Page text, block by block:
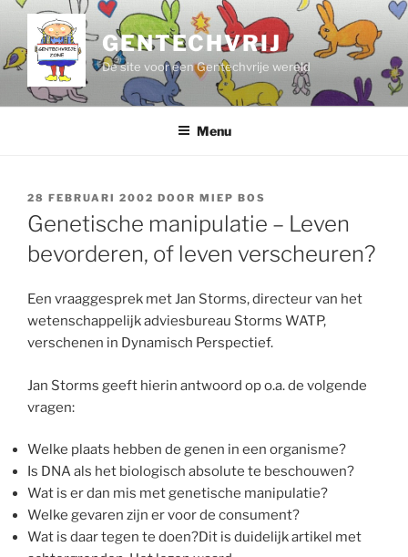
de
inhoud
GENTECHVRIJ
De site voor een Gentechvrije wereld
Menu
GEPLAATST
OP
28 FEBRUARI 2002 DOOR MIEP BOS
Genetische manipulatie – Leven
bevorderen, of leven verscheuren?
Een vraaggesprek met Jan Storms, directeur van het
wetenschappelijk adviesbureau Storms WATP,
verschenen in Dynamisch Perspectief.
Jan Storms geeft hierin antwoord op o.a. de volgende
vragen:
Welke plaats hebben de genen in een organisme?
Is DNA als het biologisch absolute te beschouwen?
Wat is er dan mis met genetische manipulatie?
Welke gevaren zijn er voor de consument?
Wat is daar tegen te doen?Dit is duidelijk artikel met